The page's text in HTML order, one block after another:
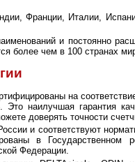
Франции, Италии,
и постоянно
более чем в 100 странах
на
наилучшая гарантия
доверять точности
и соответствуют
в Государственном
Федерации.